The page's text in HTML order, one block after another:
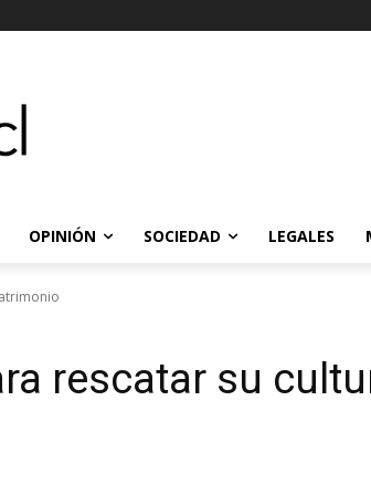
OPINIÓN SOCIEDAD LEGALES
rescatar su